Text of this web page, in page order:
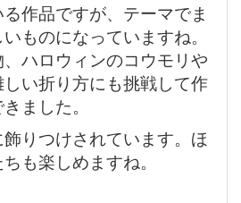
作品ですが、テーマでま
ものになっていますね。
ハロウィンのコウモリや
い折り方にも挑戦して作
ました。
りつけされています。ほ
も楽しめますね。